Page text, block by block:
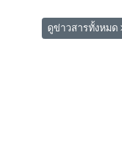
ดูข่าวสารทั้งหมด